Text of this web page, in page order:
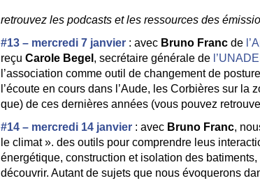
retrouvez les podcasts et les ressources des
#13 – mercredi 7 janvier : avec Bruno Franc de
reçu Carole Begel , secrétaire générale de
l’association comme outil de changement de
l’écoute en cours dans l’Aude, les Corbières sur
que) de ces dernières années (vous pouvez
#14 – mercredi 14 janvier : avec Bruno Franc,
le climat ». des outils pour comprendre leus
énergétique, construction et isolation des
découvrir. Autant de sujets que nous évoquerons